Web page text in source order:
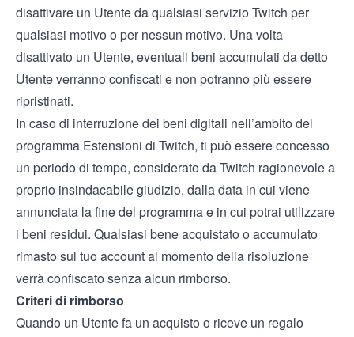
disattivare un Utente da qualsiasi servizio Twitch per
qualsiasi motivo o per nessun motivo. Una volta
disattivato un Utente, eventuali beni accumulati da detto
Utente verranno confiscati e non potranno più essere
ripristinati.
In caso di interruzione dei beni digitali nell’ambito del
programma Estensioni di Twitch, ti può essere concesso
un periodo di tempo, considerato da Twitch ragionevole a
proprio insindacabile giudizio, dalla data in cui viene
annunciata la fine del programma e in cui potrai utilizzare
i beni residui. Qualsiasi bene acquistato o accumulato
rimasto sul tuo account al momento della risoluzione
verrà confiscato senza alcun rimborso.
Criteri di rimborso
Quando un Utente fa un acquisto o riceve un regalo